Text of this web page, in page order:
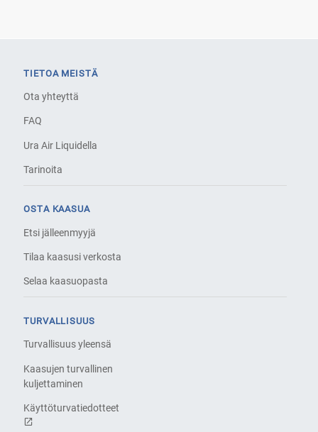
TIETOA MEISTÄ
Ota yhteyttä
FAQ
Ura Air Liquidella
Tarinoita
OSTA KAASUA
Etsi jälleenmyyjä
Tilaa kaasusi verkosta
Selaa kaasuopasta
TURVALLISUUS
Turvallisuus yleensä
Kaasujen turvallinen
kuljettaminen
Käyttöturvatiedotteet